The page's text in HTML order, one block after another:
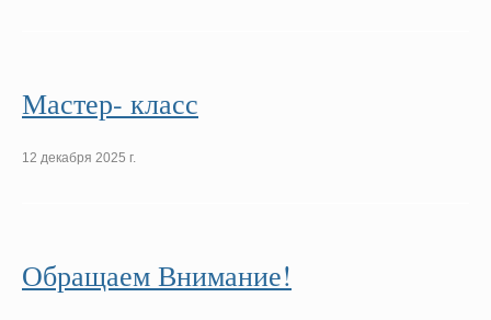
Мастер- класс
12 декабря 2025 г.
Обращаем Внимание!